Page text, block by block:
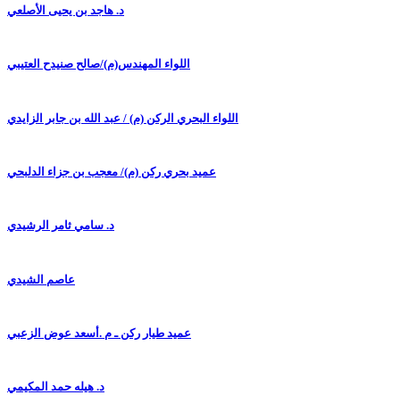
د. هاجد بن يحيى الأصلعي
اللواء المهندس(م)/صالح صنيدح العتيبي
اللواء البحري الركن (م) / عبد الله بن جابر الزايدي
عميد بحري ركن (م)/ معجب بن جزاء الدلبحي
د. سامي ثامر الرشيدي
عاصم الشيدي
عميد طيار ركن ـ م .أسعد عوض الزعبي
د. هيله حمد المكيمي